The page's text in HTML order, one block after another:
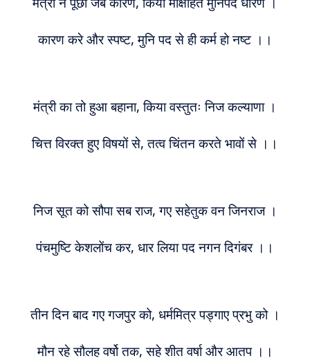
कारण करे और स्पष्ट, मुनि पद से ही कर्म हो नष्ट ।।
मंत्री का तो हुआ बहाना, किया वस्तुतः निज कल्याणा ।
चित्त विरक्त हुए विषयों से, तत्व चिंतन करते भावों से ।।
निज सूत को सौपा सब राज, गए सहेतुक वन जिनराज ।
पंचमुष्टि केशलोंच कर, धार लिया पद नगन दिगंबर ।।
तीन दिन बाद गए गजपुर को, धर्ममित्र पड्गाए प्रभु को ।
मौन रहे सौलह वर्षो तक, सहे शीत वर्षा और आतप ।।